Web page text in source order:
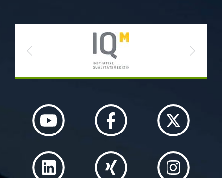
Previous Next